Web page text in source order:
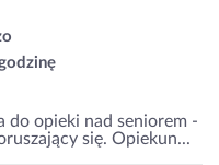
do opieki nad seniorem -
się. Opiekun...